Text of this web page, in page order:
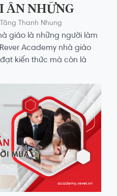
ÂN NHỮNG
REVER
Thanh Nhung
giáo là những người làm
Academy nhà giáo
kiến thức mà còn là
của chính mình. Kể
giảng các giảng viên tại
đáng nhận được sự